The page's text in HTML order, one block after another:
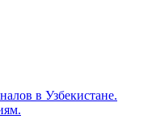
в Узбекистане.